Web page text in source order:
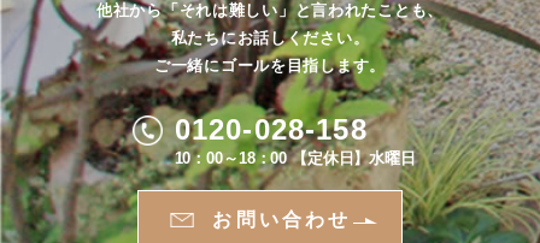
他社から「それは難しい」と言われたことも、
私たちにお話しください。
ご一緒にゴールを目指します。
0120-028-158
10：00～18：00 【定休日】水曜日
お問い合わせ